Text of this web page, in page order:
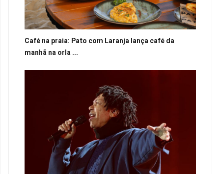
Café na praia: Pato com Laranja lança café da
manhã na orla ...